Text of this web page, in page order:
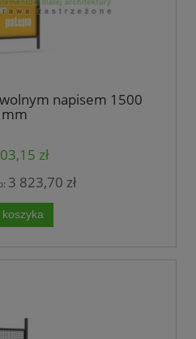
napisem 1500
mm
zł
3 823,70 zł
koszyka